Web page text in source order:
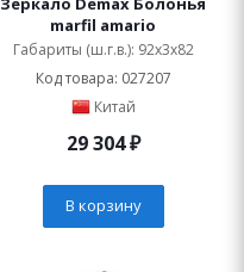
marfil amario
Габариты (ш.г.в.): 92x3x82
Код товара: 027207
Китай
29 304₽
В корзину